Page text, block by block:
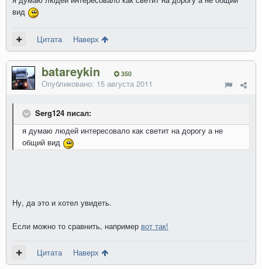
вид
Цитата Наверх
batareykin 350
Опубликовано: 15 августа 2011
Serg124 писал:
я думаю людей интересовало как светит на дорогу а не
общий вид
Ну, да это и хотел увидеть.
Если можно то сравнить, например вот так!
Цитата Наверх